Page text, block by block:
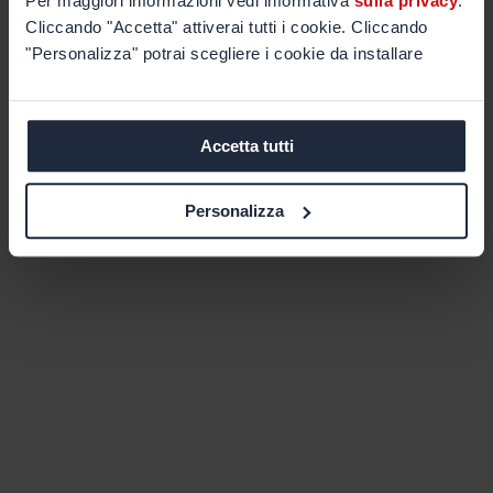
Cliccando "Accetta" attiverai tutti i cookie. Cliccando
"Personalizza" potrai scegliere i cookie da installare
Accetta tutti
Personalizza